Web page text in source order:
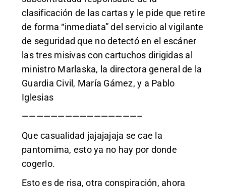
clasificación de las cartas y le pide que retire
de forma “inmediata” del servicio al vigilante
de seguridad que no detectó en el escáner
las tres misivas con cartuchos dirigidas al
ministro Marlaska, la directora general de la
Guardia Civil, María Gámez, y a Pablo
Iglesias
————————————————–
Que casualidad jajajajaja se cae la
pantomima, esto ya no hay por donde
cogerlo.
Esto es de risa, otra conspiración, ahora